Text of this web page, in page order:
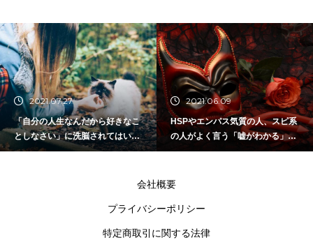
ら好きなこ
れてはいけ
2021.06.09
HSPやエンパス気質の人、スピ系
の人がよく言う「嘘がわかる」は
だいたい嘘（詐欺）。
2021.06.07
HSPが非HSPの彼
する前に心得てお
会社概要
プライバシーポリシー
特定商取引に関する法律